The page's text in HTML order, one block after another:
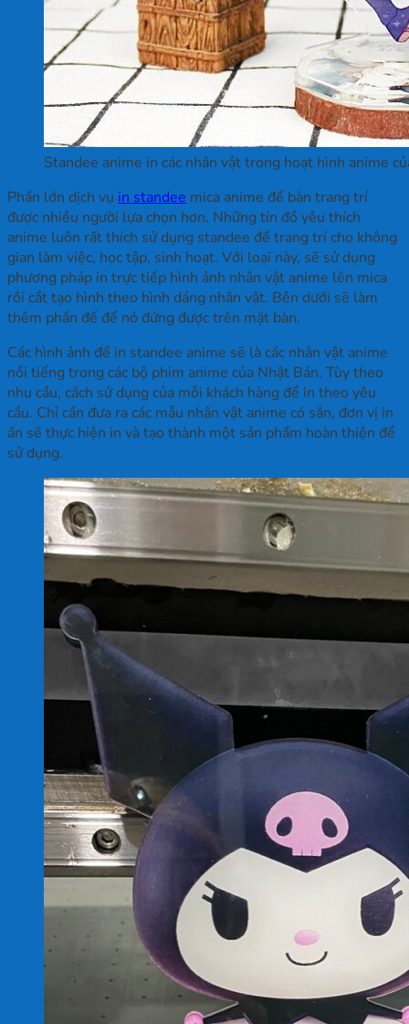
Standee anime in các nhân vật trong hoạt hình anime
Phần lớn dịch vụ in standee mica anime để bàn trang trí
được nhiều người lựa chọn hơn. Những tín đồ yêu thích
anime luôn rất thích sử dụng standee để trang trí cho không
gian làm việc, học tập, sinh hoạt. Với loại này, sẽ sử dụng
phương pháp in trực tiếp hình ảnh nhân vật anime lên mica
rồi cắt tạo hình theo hình dáng nhân vật. Bên dưới sẽ làm
thêm phần đế để nó đứng được trên mặt bàn.
Các hình ảnh để in standee anime sẽ là các nhân vật anime
nổi tiếng trong các bộ phim anime của Nhật Bản. Tùy theo
nhu cầu, cách sử dụng của mỗi khách hàng để in theo yêu
cầu. Chỉ cần đưa ra các mẫu nhân vật anime có sẵn, đơn vị in
ấn sẽ thực hiện in và tạo thành một sản phẩm hoàn thiện để
sử dụng.